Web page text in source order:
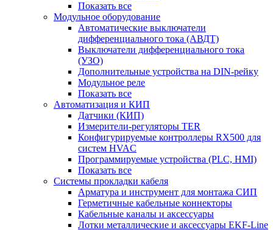
Показать все
Модульное оборудование
Автоматические выключатели
дифференциального тока (АВДТ)
Выключатели дифференциального тока
(УЗО)
Дополнительные устройства на DIN-рейку
Модульное реле
Показать все
Автоматизация и КИП
Датчики (КИП)
Измерители-регуляторы TER
Конфигурируемые контроллеры RX500 для
систем HVAC
Программируемые устройства (PLC, HMI)
Показать все
Системы прокладки кабеля
Арматура и инструмент для монтажа СИП
Герметичные кабельные коннекторы
Кабельные каналы и аксессуары
Лотки металлические и аксессуары EKF-Line